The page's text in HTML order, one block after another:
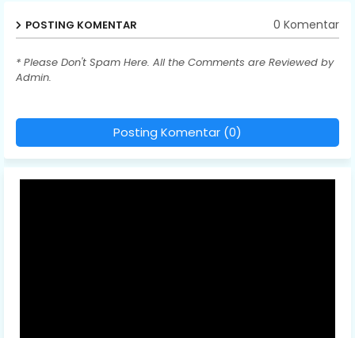
POSTING KOMENTAR 0 Komentar
* Please Don't Spam Here. All the Comments are Reviewed by
Admin.
Posting Komentar (0)